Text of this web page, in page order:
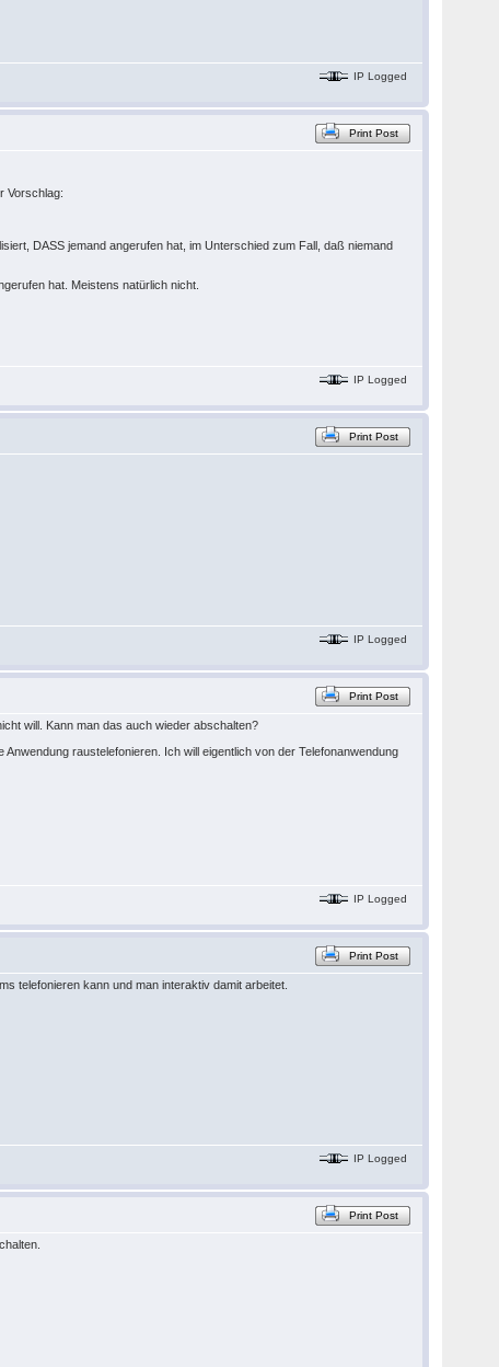
IP Logged
Print Post
Vorschlag:
DASS jemand angerufen hat, im Unterschied zum Fall, daß niemand
hat. Meistens natürlich nicht.
IP Logged
Print Post
IP Logged
Print Post
will. Kann man das auch wieder abschalten?
raustelefonieren. Ich will eigentlich von der Telefonanwendung
IP Logged
Print Post
telefonieren kann und man interaktiv damit arbeitet.
IP Logged
Print Post